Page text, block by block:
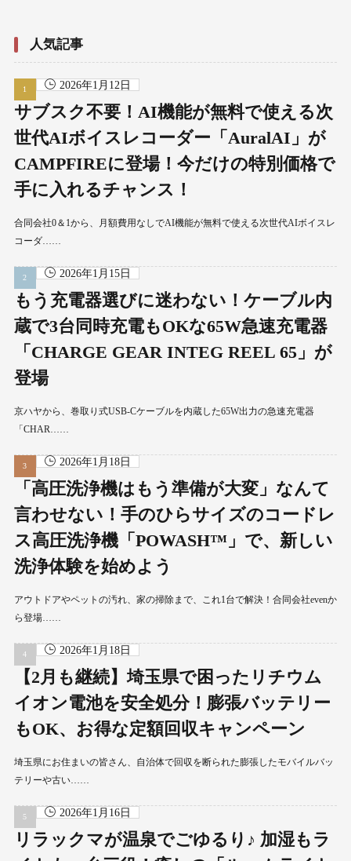
人気記事
2026年1月12日
サブスク不要！AI機能が無料で使える次
世代AIボイスレコーダー「AuralAI」が
CAMPFIREに登場！今だけの特別価格で
手に入れるチャンス！
合同会社0＆1から、月額費用なしでAI機能が無料で使える次世代AIボイスレ
コーダ……
2026年1月15日
もう充電器選びに迷わない！ケーブル内
蔵で3台同時充電もOKな65W急速充電器
「CHARGE GEAR INTEG REEL 65」が
登場
京ハヤから、巻取り式USB-Cケーブルを内蔵した65W出力の急速充電器
「CHAR……
2026年1月18日
「高圧洗浄機はもう準備が大変」なんて
言わせない！手のひらサイズのコードレ
ス高圧洗浄機「POWASH™」で、新しい
洗浄体験を始めよう
アウトドアやペットの汚れ、家の掃除まで、これ1台で解決！合同会社evenか
ら登場……
2026年1月18日
【2月も継続】埼玉県で困ったリチウム
イオン電池を安全処分！膨張バッテリー
もOK、お得な定額回収キャンペーン
埼玉県にお住まいの皆さん、自治体で回収を断られた膨張したモバイルバッ
テリーや古い……
2026年1月16日
リラックマが温泉でごゆるり♪ 加湿もラ